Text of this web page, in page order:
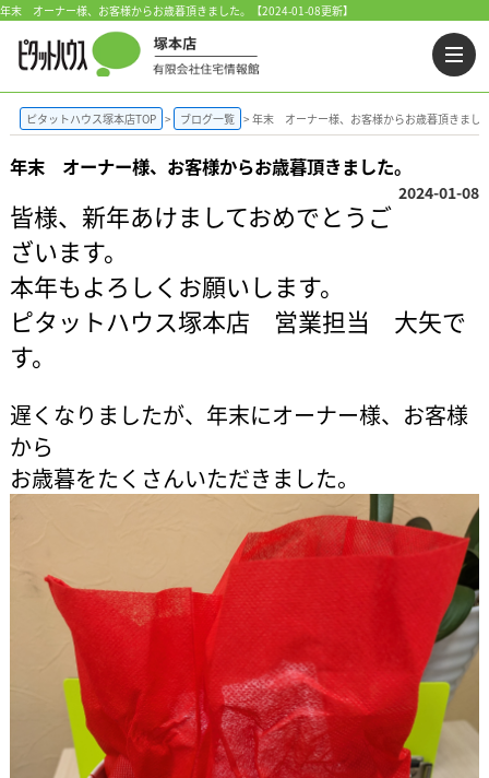
年末 オーナー様、お客様からお歳暮頂きました。【2024-01-08更新】
ピタットハウス塚本店TOP ブログ一覧 年末 オーナー様、お客様からお歳暮頂きまし
年末 オーナー様、お客様からお歳暮頂きました。
2024-01-08
皆様、新年あけましておめでとうご
ざいます。
本年もよろしくお願いします。
ピタットハウス塚本店 営業担当 大矢で
す。
遅くなりましたが、年末にオーナー様、お客様
から
お歳暮をたくさんいただきました。